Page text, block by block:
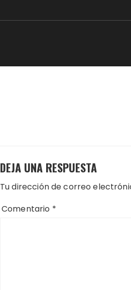
DEJA UNA RESPUESTA
Tu dirección de correo
Comentario *